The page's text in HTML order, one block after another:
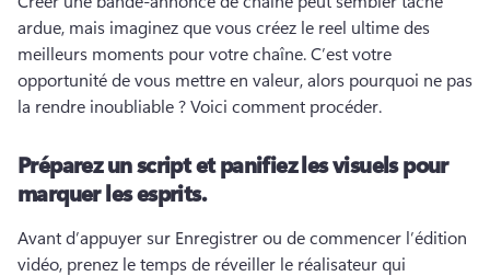
ardue, mais imaginez que vous créez le reel ultime des
meilleurs moments pour votre chaîne. C’est votre
opportunité de vous mettre en valeur, alors pourquoi ne pas
la rendre inoubliable ? Voici comment procéder.
Préparez un script et panifiez les visuels pour
marquer les esprits.
Avant d’appuyer sur Enregistrer ou de commencer l’édition
vidéo, prenez le temps de réveiller le réalisateur qui